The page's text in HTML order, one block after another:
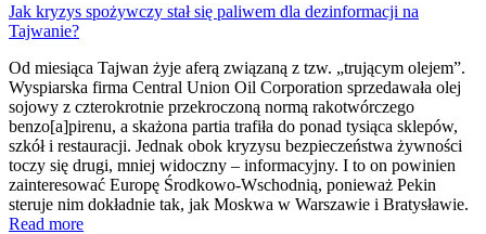
Jak kryzys spożywczy stał się paliwem dla dezinformacji na
Tajwanie?
Od miesiąca Tajwan żyje aferą związaną z tzw. „trującym olejem”.
Wyspiarska firma Central Union Oil Corporation sprzedawała olej
sojowy z czterokrotnie przekroczoną normą rakotwórczego
benzo[a]pirenu, a skażona partia trafiła do ponad tysiąca sklepów,
szkół i restauracji. Jednak obok kryzysu bezpieczeństwa żywności
toczy się drugi, mniej widoczny – informacyjny. I to on powinien
zainteresować Europę Środkowo-Wschodnią, ponieważ Pekin
steruje nim dokładnie tak, jak Moskwa w Warszawie i Bratysławie.
Read more